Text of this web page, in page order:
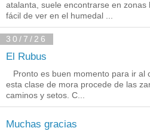
atalanta, suele encontrarse en
fácil de ver en el humedal ...
30/7/26
El Rubus
Pronto es buen momento para ir al
esta clase de mora procede de las
caminos y setos. C...
Muchas gracias